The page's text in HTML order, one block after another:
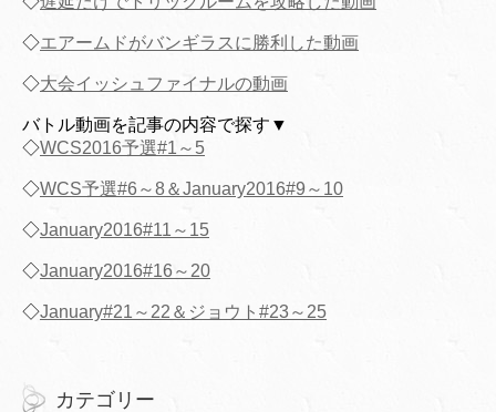
◇エアームドがバンギラスに勝利した動画
◇大会イッシュファイナルの動画
バトル動画を記事の内容で探す▼
◇WCS2016予選#1～5
◇WCS予選#6～8＆January2016#9～10
◇January2016#11～15
◇January2016#16～20
◇January#21～22＆ジョウト#23～25
カテゴリー